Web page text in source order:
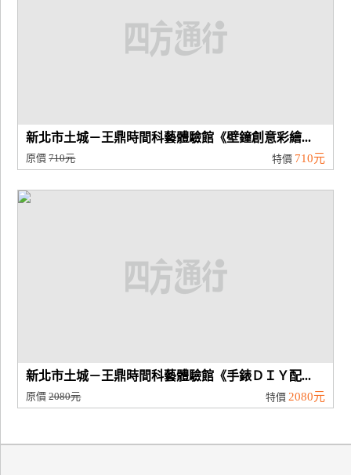
新北市土城－王鼎時間科藝體驗館《壁鐘創意彩繪...
原價710元 特價 710元
新北市土城－王鼎時間科藝體驗館《手錶ＤＩＹ配...
原價2080元 特價 2080元